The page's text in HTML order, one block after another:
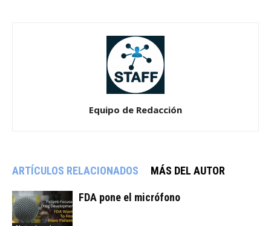
Equipo de Redacción
ARTÍCULOS RELACIONADOS MÁS DEL AUTOR
FDA pone el micrófono